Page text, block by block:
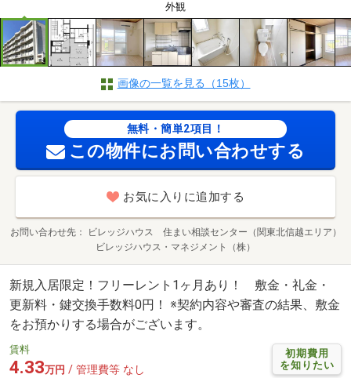
外観
画像の一覧を見る（15枚）
無料・簡単2項目！
この物件にお問い合わせする
お気に入りに追加する
お問い合わせ先
ビレッジハウス 住まい相談センター（関東北信越エリア）
ビレッジハウス・マネジメント（株）
新規入居限定！フリーレント1ヶ月あり！ 敷金・礼金・
更新料・鍵交換手数料0円！ ※契約内容や審査の結果、敷金
をお預かりする場合がございます。
初期費用
を知りたい
賃料
4.33万円 / 管理費等 なし